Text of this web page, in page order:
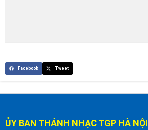
Facebook Tweet
ỦY BAN THÁNH NHẠC TGP HÀ NỘI